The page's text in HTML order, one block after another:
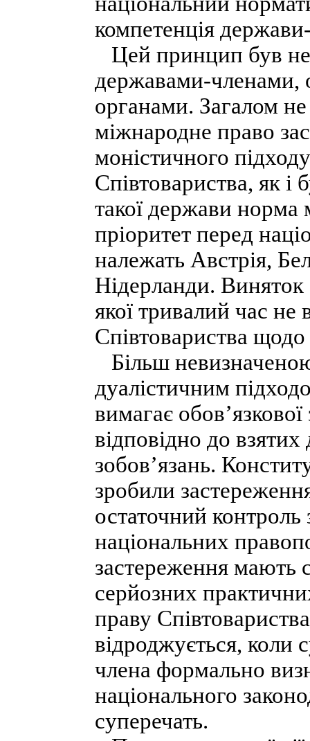
компетенція
Цей принцип був
державами-членами,
органами. Загалом
міжнародне право
моністичного
Співтовариства, як і
такої держави норма
пріоритет перед
належать Австрія,
Нідерланди.
якої тривалий час не
Співтовариства
Більш
дуалістичним
вимагає
відповідно до
зобов’язань.
зробили
остаточний
національних
застереження мають
серйозних
праву
відроджується, коли
члена формально
національного
суперечать.